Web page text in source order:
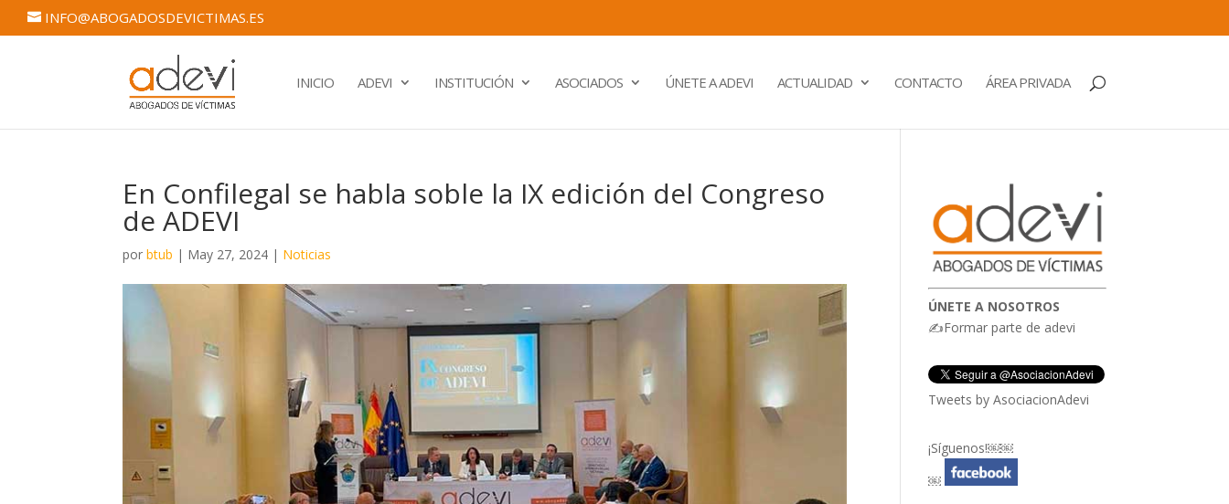
INFO@ABOGADOSDEVICTIMAS.ES
INICIO ADEVI INSTITUCIÓN ASOCIADOS ÚNETE A ADEVI ACTUALIDAD CONTACTO ÁREA PRIVADA
En Confilegal se habla soble la IX edición del Congreso
de ADEVI
porbtub | May 27, 2024 | Noticias
ÚNETE A NOSOTROS
✍Formar parte de adevi
Tweets by AsociacionAdevi
¡Síguenos!￼￼
￼